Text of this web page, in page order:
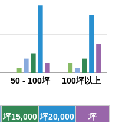
50 - 100坪 100坪以上
坪15,000 坪20,000
坪